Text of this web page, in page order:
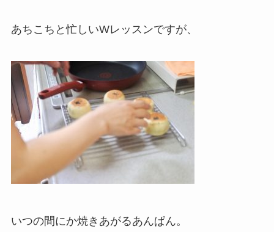
あちこちと忙しいWレッスンですが、
いつの間にか焼きあがるあんぱん。